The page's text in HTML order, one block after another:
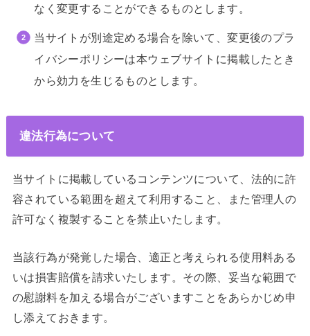
なく変更することができるものとします。
当サイトが別途定める場合を除いて、変更後のプラ
イバシーポリシーは本ウェブサイトに掲載したとき
から効力を生じるものとします。
違法行為について
当サイトに掲載しているコンテンツについて、法的に許
容されている範囲を超えて利用すること、また管理人の
許可なく複製することを禁止いたします。
当該行為が発覚した場合、適正と考えられる使用料ある
いは損害賠償を請求いたします。その際、妥当な範囲で
の慰謝料を加える場合がございますことをあらかじめ申
し添えておきます。